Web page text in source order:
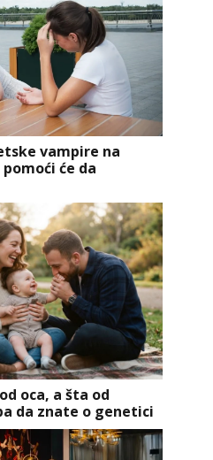
vampire na
će da
oca, a šta od
da znate o genetici